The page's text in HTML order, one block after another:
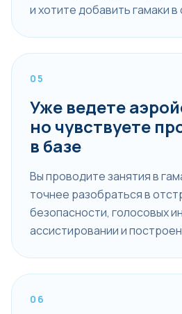
и хотите добавить гамаки
05
Уже ведете
но чувствуете
в базе
Вы проводите занятия в
точнее разобраться в
безопасности, голосовых
ассистировании и
06